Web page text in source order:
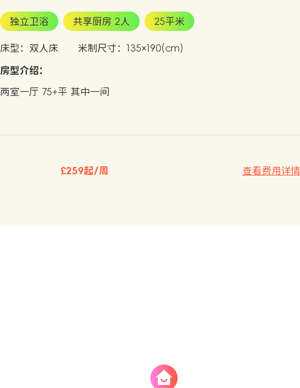
独立卫浴 共享厨房 2人 25平米
床型：双人床 米制尺寸：135×190(cm)
房型介绍：
两室一厅 75+平 其中一间
£259起/周 查看费用详情